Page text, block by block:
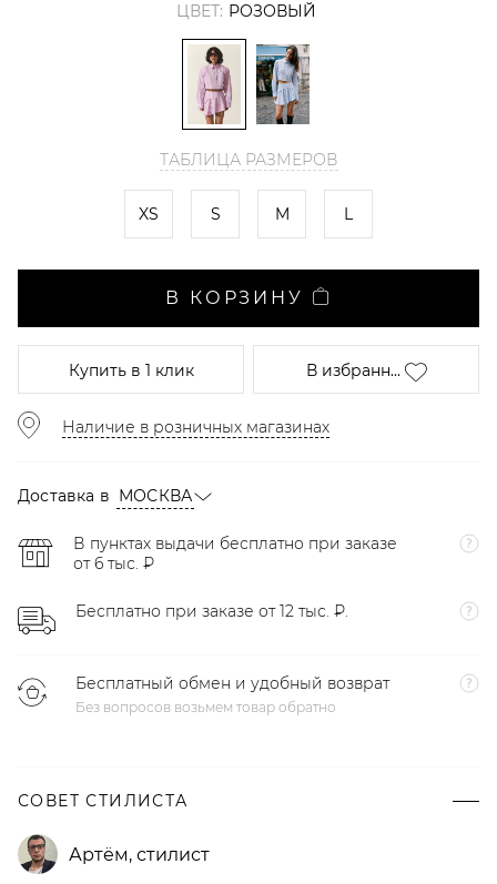
ЦВЕТ: РОЗОВЫЙ
ТАБЛИЦА РАЗМЕРОВ
XS S M L
В КОРЗИНУ
Купитьв 1 клик В избранн...
Наличие в розничных магазинах
Доставка в МОСКВА
В пунктах выдачи бесплатно при заказе
от 6 тыс. ₽
Бесплатно при заказе от 12 тыс. ₽.
Бесплатный обмен и удобный возврат
Без вопросов возьмем товар обратно
СОВЕТ СТИЛИСТА
Артём, стилист